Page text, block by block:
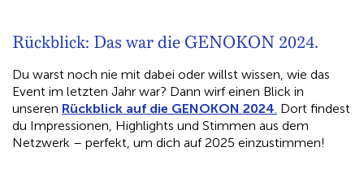
Rückblick: Das war die GENOKON 2024.
Du warst noch nie mit dabei oder willst wissen, wie das
Event im letzten Jahr war? Dann wirf einen Blick in
unseren Rückblick auf die GENOKON 2024. Dort findest
du Impressionen, Highlights und Stimmen aus dem
Netzwerk – perfekt, um dich auf 2025 einzustimmen!